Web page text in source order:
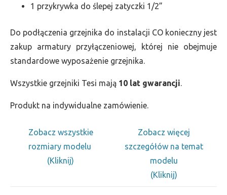
1 przykrywka do ślepej zatyczki 1/2”
Do podłączenia grzejnika do instalacji CO konieczny jest
zakup armatury przyłączeniowej, której nie obejmuje
standardowe wyposażenie grzejnika.
Wszystkie grzejniki Tesi mają 10 lat gwarancji.
Produkt na indywidualne zamówienie.
Zobacz wszystkie
rozmiary modelu
(Kliknij)
Zobacz więcej
szczegółów na temat
modelu
(Kliknij)